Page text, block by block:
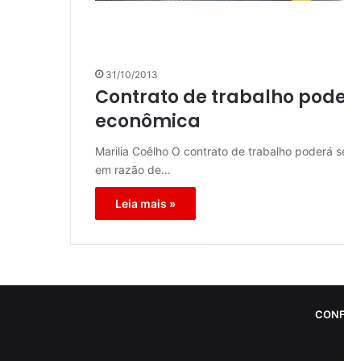
31/10/2013
Contrato de trabalho
econômica
Marilia Coêlho O contrato de trabalho poderá
em razão de…
Leia mais »